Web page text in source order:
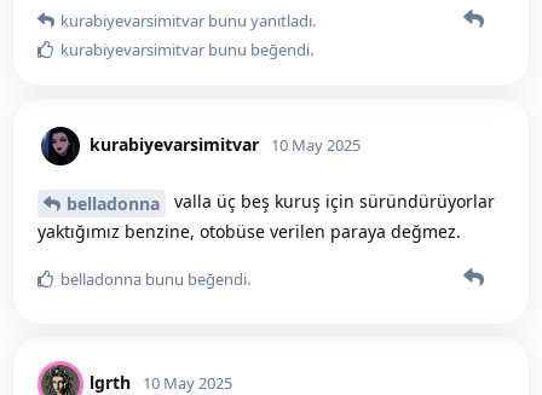
kurabiyevarsimitvar bunu yanıtladı.
kurabiyevarsimitvar bunu beğendi.
kurabiyevarsimitvar 10 May 2025
belladonna
valla üç beş kuruş için süründürüyorlar
yaktığımız benzine, otobüse verilen paraya değmez.
belladonna bunu beğendi.
lgrth 10 May 2025